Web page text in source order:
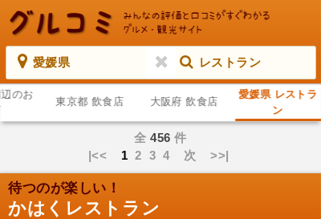
愛媛県 レストラン
のお
東京都 飲食店 大阪府 飲食店
愛媛県 レストラ
ン
全456 件
|<< 12 3 4 次 >>|
待つのが楽しい！
かはくレストラン